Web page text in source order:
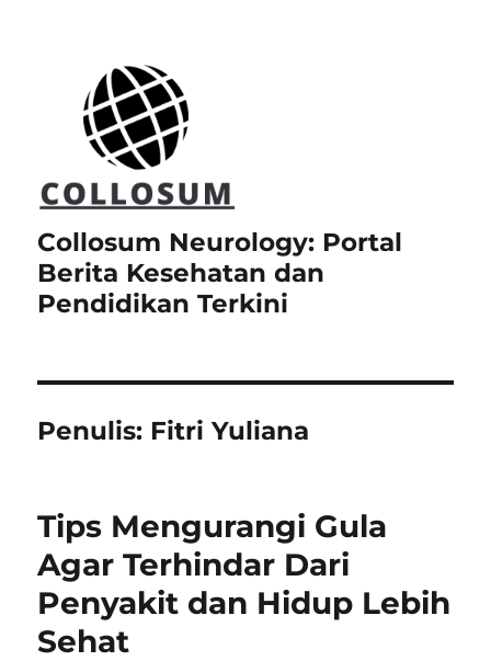
Collosum Neurology: Portal
Berita Kesehatan dan
Pendidikan Terkini
Penulis: Fitri Yuliana
Tips Mengurangi Gula
Agar Terhindar Dari
Penyakit dan Hidup Lebih
Sehat